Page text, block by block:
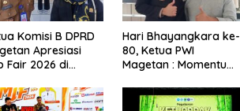
Komisi B DPRD
Apresiasi
Fair 2026 di
Hari Bhayangkara ke-
80, Ketua PWI
Magetan : Momentum
Kepercayaan Publik